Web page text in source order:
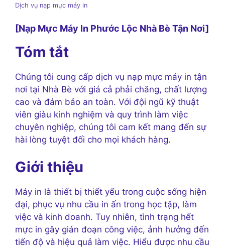
Dịch vụ nạp mực máy in
[Nạp Mực Máy In Phước Lộc Nhà Bè Tận Nơi]
Tóm tắt
Chúng tôi cung cấp dịch vụ nạp mực máy in tận
nơi tại Nhà Bè với giá cả phải chăng, chất lượng
cao và đảm bảo an toàn. Với đội ngũ kỹ thuật
viên giàu kinh nghiệm và quy trình làm việc
chuyên nghiệp, chúng tôi cam kết mang đến sự
hài lòng tuyệt đối cho mọi khách hàng.
Giới thiệu
Máy in là thiết bị thiết yếu trong cuộc sống hiện
đại, phục vụ nhu cầu in ấn trong học tập, làm
việc và kinh doanh. Tuy nhiên, tình trạng hết
mực in gây gián đoạn công việc, ảnh hưởng đến
tiến độ và hiệu quả làm việc. Hiểu được nhu cầu